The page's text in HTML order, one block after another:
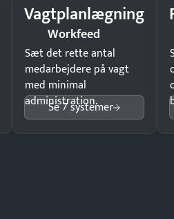
Vagtplanlægning
Workfeed
Sæt det rette antal
medarbejdere på vagt
med minimal
administration.
Se 7 systemer